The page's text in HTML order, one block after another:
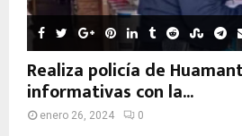
Realiza policía de
informativas con la...
enero 26, 2024 0